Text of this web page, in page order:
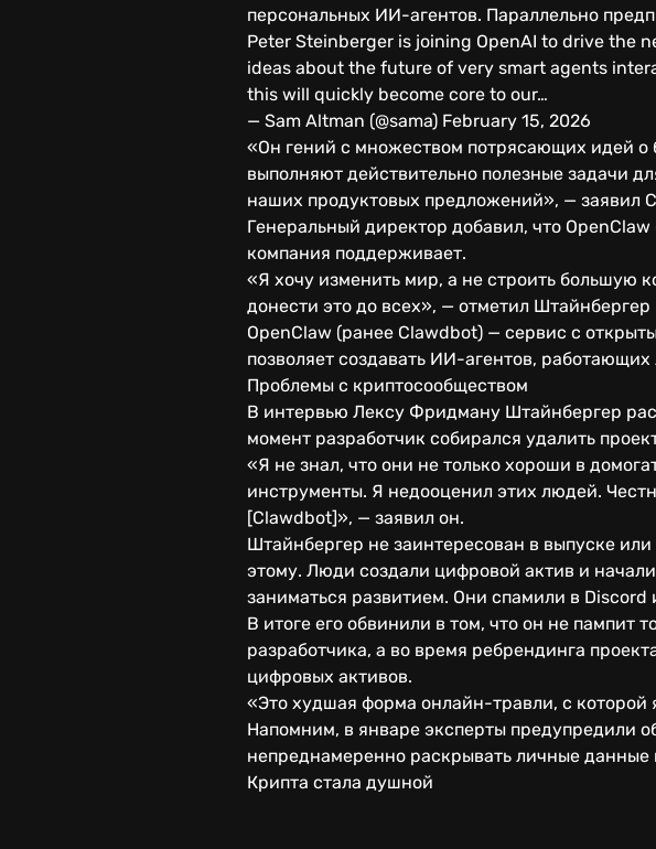
персональных ИИ-агентов. Параллельно
Peter Steinberger is joining OpenAI to drive the
ideas about the future of very smart agents
this will quickly become core to our…
— Sam Altman (@sama) February 15, 2026
«Он гений с множеством потрясающих идей о
выполняют действительно полезные задачи
наших продуктовых предложений», — заявил
Генеральный директор добавил, что
компания поддерживает.
«Я хочу изменить мир, а не строить большую
донести это до всех», — отметил Штайнбергер
OpenClaw (ранее Clawdbot) — сервис с
позволяет создавать ИИ-агентов, работающих
Проблемы с криптосообществом
В интервью Лексу Фридману Штайнбергер
момент разработчик собирался удалить
«Я не знал, что они не только хороши в
инструменты. Я недооценил этих людей.
[Clawdbot]», — заявил он.
Штайнбергер не заинтересован в выпуске
этому. Люди создали цифровой актив и
заниматься развитием. Они спамили в Discord
В итоге его обвинили в том, что он не пампит
разработчика, а во время ребрендинга
цифровых активов.
«Это худшая форма онлайн-травли, с
Напомним, в январе эксперты предупредили
непреднамеренно раскрывать личные данные
Крипта стала душной